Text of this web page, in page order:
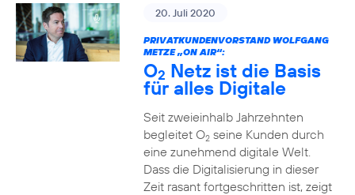
20. Juli 2020
PRIVATKUNDENVORSTAND WOLFGANG
METZE „ON AIR“:
O2 Netz ist die Basis
für alles Digitale
Seit zweieinhalb Jahrzehnten
begleitet O2seine Kunden durch
eine zunehmend digitale Welt.
Dass die Digitalisierung in dieser
Zeit rasant fortgeschritten ist, zeigt